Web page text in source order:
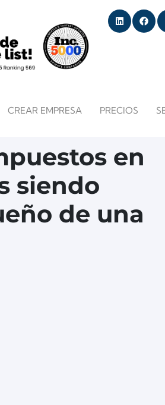
CREAR EMPRESA PRECIOS
en
siendo
de una